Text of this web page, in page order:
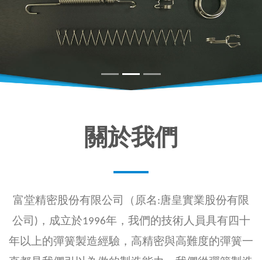
關於我們
富堂精密股份有限公司（原名:唐皇實業股份有限
公司)，成立於1996年，我們的技術人員具有四十
年以上的彈簧製造經驗，高精密與高難度的彈簧一